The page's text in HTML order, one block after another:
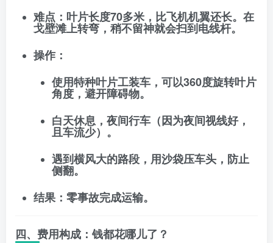
难点 ：叶片长度70多米，比飞机机翼还长。在
戈壁滩上转弯，稍不留神就会扫到电线杆。
操作 ：
使用特种叶片工装车 ，可以360度旋转叶片
角度，避开障碍物。
白天休息，夜间行车（因为夜间视线好，
且车流少）。
遇到横风大的路段，用沙袋压车头，防止
侧翻。
结果：零事故完成运输。
四、费用构成：钱都花哪儿了？